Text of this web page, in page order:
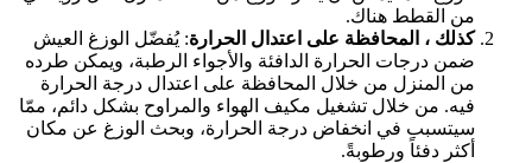
من القطط هناك.
كذلك ، المحافظة على اعتدال الحرارة : يُفضّل الوزغ العيش
ضمن درجات الحرارة الدافئة والأجواء الرطبة، ويمكن طرده
من المنزل من خلال المحافظة على اعتدال درجة الحرارة
فيه. من خلال تشغيل مكيف الهواء والمراوح بشكل دائم، ممّا
سيتسبب في انخفاض درجة الحرارة، وبحث الوزغ عن مكان
أكثر دفئاً ورطوبةً.